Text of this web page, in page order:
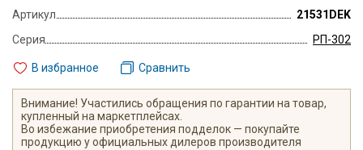
Артикул
21531DEK
Серия
РП-302
В избранное Сравнить
Внимание! Участились обращения по гарантии на товар,
купленный на маркетплейсах.
Во избежание приобретения подделок — покупайте
продукцию у официальных дилеров производителя